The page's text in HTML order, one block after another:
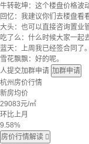
牛转乾坤：这个楼盘价格波
回忆：我建议你们去楼盘看看
大头：也可以直接咨询置业
吃了么：什么时候大家一起
蓝天：上周我已经签合同了。
雪花飘飘：好的呢。
人提交加群申请 加群申请
杭州房价行情
新房均价
29083元/㎡
环比上月
9.58%
房价行情解读 